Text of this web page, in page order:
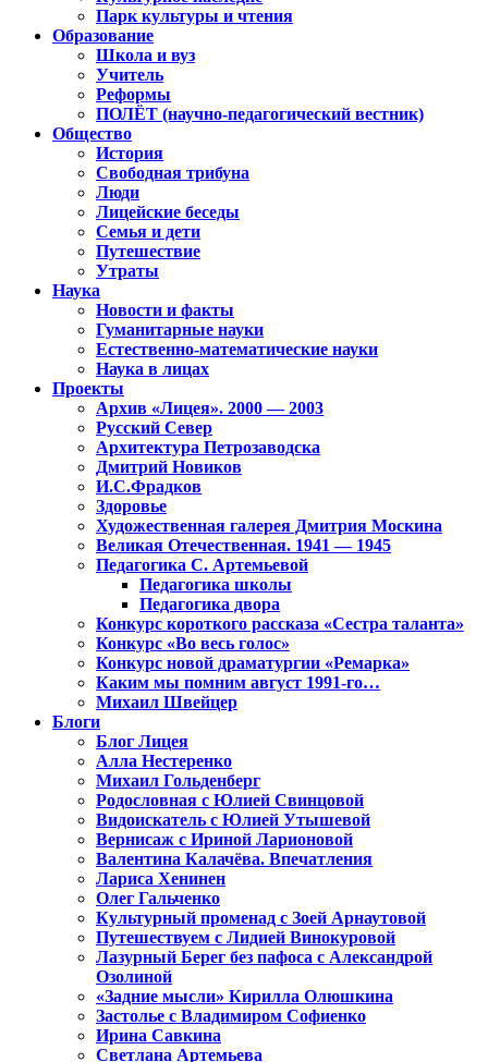
Парк культуры и чтения
Образование
Школа и вуз
Учитель
Реформы
ПОЛЁТ (научно-педагогический вестник)
Общество
История
Свободная трибуна
Люди
Лицейские беседы
Семья и дети
Путешествие
Утраты
Наука
Новости и факты
Гуманитарные науки
Естественно-математические науки
Наука в лицах
Проекты
Архив «Лицея». 2000 — 2003
Русский Север
Архитектура Петрозаводска
Дмитрий Новиков
И.С.Фрадков
Здоровье
Художественная галерея Дмитрия Москина
Великая Отечественная. 1941 — 1945
Педагогика С. Артемьевой
Педагогика школы
Педагогика двора
Конкурс короткого рассказа «Сестра таланта»
Конкурс «Во весь голос»
Конкурс новой драматургии «Ремарка»
Каким мы помним август 1991-го…
Михаил Швейцер
Блоги
Блог Лицея
Алла Нестеренко
Михаил Гольденберг
Родословная с Юлией Свинцовой
Видоискатель с Юлией Утышевой
Вернисаж с Ириной Ларионовой
Валентина Калачёва. Впечатления
Лариса Хенинен
Олег Гальченко
Культурный променад с Зоей Арнаутовой
Путешествуем с Лидией Винокуровой
Лазурный Берег без пафоса с Александрой
Озолиной
«Задние мысли» Кирилла Олюшкина
Застолье с Владимиром Софиенко
Ирина Савкина
Светлана Артемьева